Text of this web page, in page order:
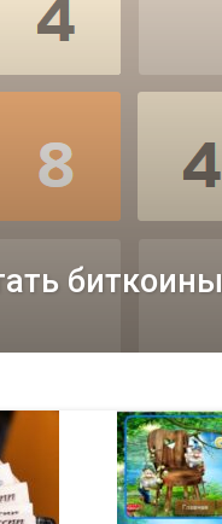
биткоины